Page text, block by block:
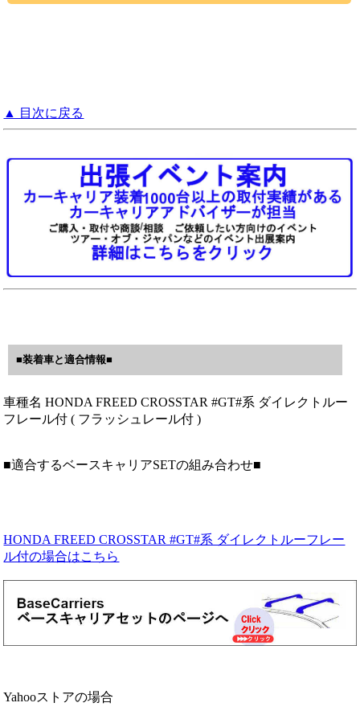
▲ 目次に戻る
■装着車と適合情報■
車種名 HONDA FREED CROSSTAR #GT#系 ダイレクトルー
フレール付 ( フラッシュレール付 )
■適合するベースキャリアSETの組み合わせ■
HONDA FREED CROSSTAR #GT#系 ダイレクトルーフレー
ル付の場合はこちら
Yahooストアの場合